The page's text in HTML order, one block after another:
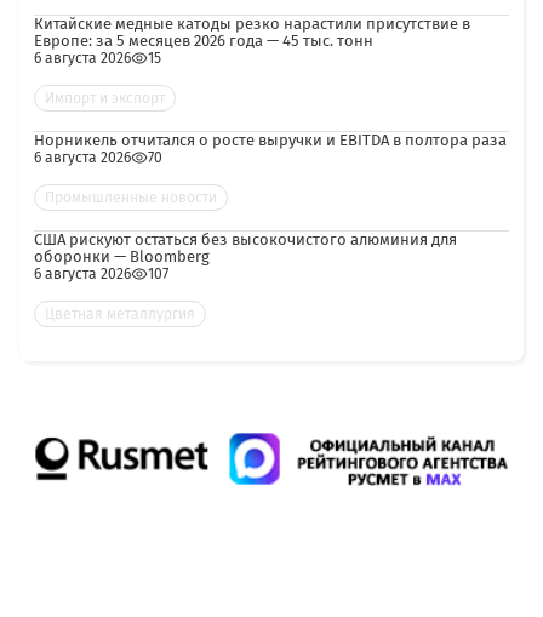
Китайские медные катоды резко нарастили присутствие в
Европе: за 5 месяцев 2026 года — 45 тыс. тонн
6 августа 2026 15
Импорт и экспорт
Норникель отчитался о росте выручки и EBITDA в полтора раза
6 августа 2026 70
Промышленные новости
США рискуют остаться без высокочистого алюминия для
оборонки — Bloomberg
6 августа 2026 107
Цветная металлургия